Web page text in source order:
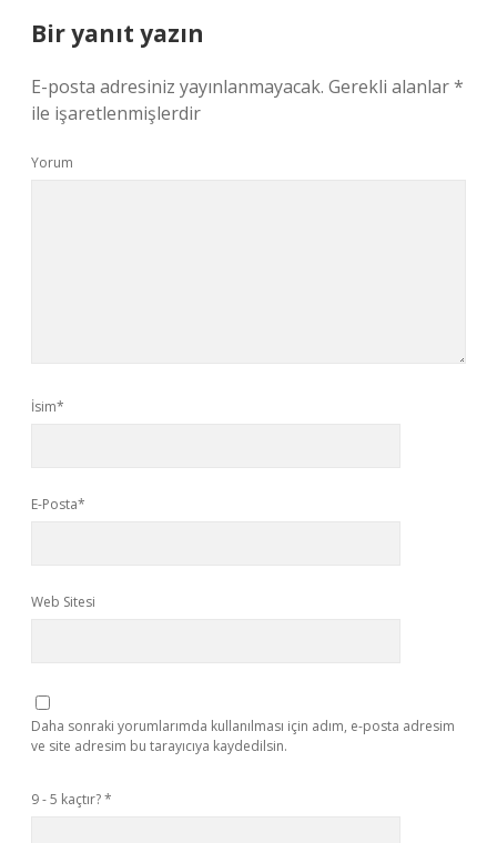
Bir yanıt yazın
E-posta adresiniz yayınlanmayacak. Gerekli alanlar*
ile işaretlenmişlerdir
Yorum
İsim*
E-Posta*
Web Sitesi
Daha sonraki yorumlarımda kullanılması için adım, e-posta adresim
ve site adresim bu tarayıcıya kaydedilsin.
9 - 5 kaçtır?*